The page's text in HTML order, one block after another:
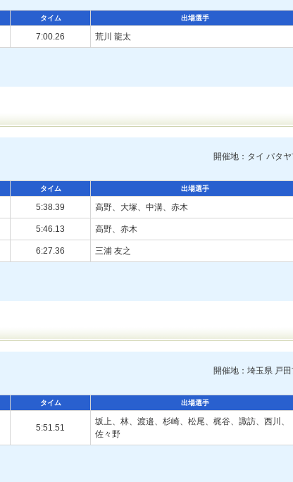
タイム 出場選手
7:00.26 荒川 龍太
開催地：タイ パタ
タイム 出場選手
5:38.39 高野、大塚、中溝、赤木
5:46.13 高野、赤木
6:27.36 三浦 友之
開催地：埼玉県 戸
タイム 出場選手
5:51.51
坂上、林、渡邉、杉崎、松尾、梶谷、諏訪、西川、
佐々野